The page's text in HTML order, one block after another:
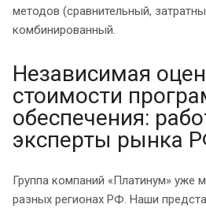
методов (сравнительный,
комбинированный.
Независимая
стоимости
обеспечения:
эксперты рынка
Группа компаний «Платинум» уже
разных регионах РФ. Наши